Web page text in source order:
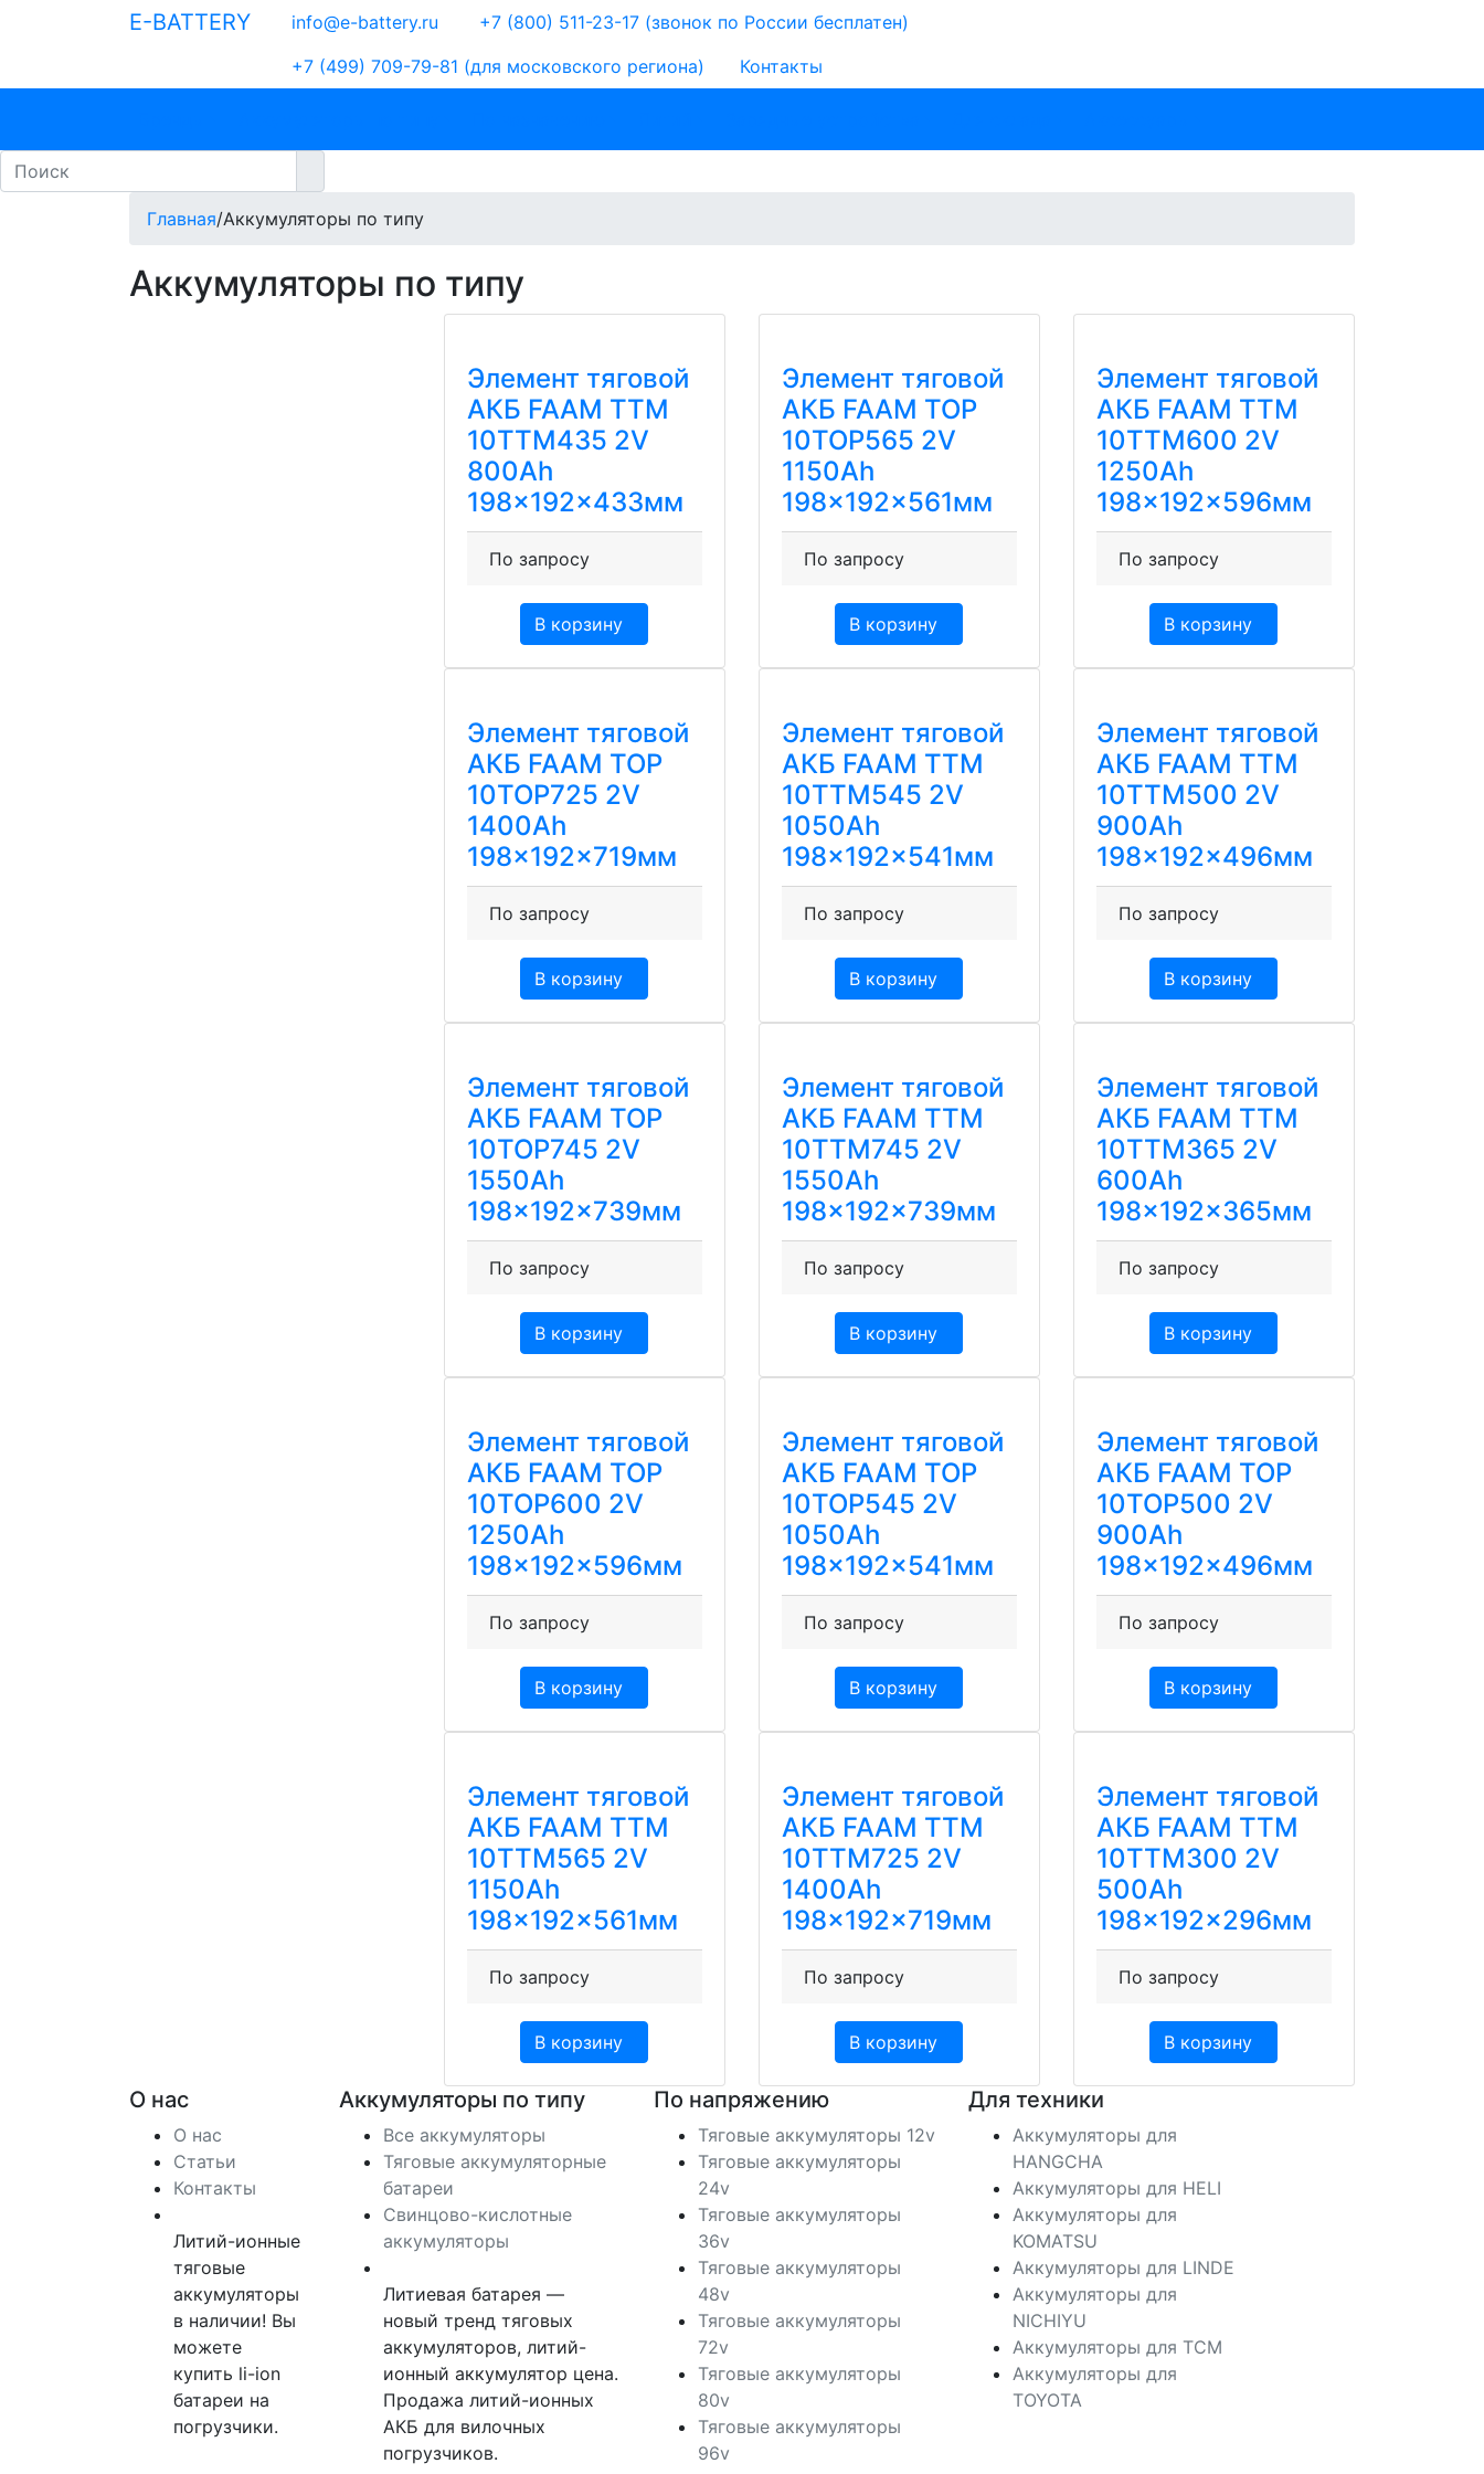
E-BATTERY info@e-battery.ru +7 (800) 511-23-17 (звонок по России бесплатен)
+7 (499) 709-79-81 (для московского региона) Контакты
Главная/Аккумуляторы по типу
Аккумуляторы по типу
Элемент тяговой
АКБ FAAM TTM
10TTM435 2V
800Ah
198x192x433мм
По запросу
В корзину
Элемент тяговой
АКБ FAAM TOP
10TOP565 2V
1150Ah
198x192x561мм
По запросу
В корзину
Элемент тяговой
АКБ FAAM TTM
10TTM600 2V
1250Ah
198x192x596мм
По запросу
В корзину
Элемент тяговой
АКБ FAAM TOP
10TOP725 2V
1400Ah
198x192x719мм
По запросу
В корзину
Элемент тяговой
АКБ FAAM TTM
10TTM545 2V
1050Ah
198x192x541мм
По запросу
В корзину
Элемент тяговой
АКБ FAAM TTM
10TTM500 2V
900Ah
198x192x496мм
По запросу
В корзину
Элемент тяговой
АКБ FAAM TOP
10TOP745 2V
1550Ah
198x192x739мм
По запросу
В корзину
Элемент тяговой
АКБ FAAM TTM
10TTM745 2V
1550Ah
198x192x739мм
По запросу
В корзину
Элемент тяговой
АКБ FAAM TTM
10TTM365 2V
600Ah
198x192x365мм
По запросу
В корзину
Элемент тяговой
АКБ FAAM TOP
10TOP600 2V
1250Ah
198x192x596мм
По запросу
В корзину
Элемент тяговой
АКБ FAAM TOP
10TOP545 2V
1050Ah
198x192x541мм
По запросу
В корзину
Элемент тяговой
АКБ FAAM TOP
10TOP500 2V
900Ah
198x192x496мм
По запросу
В корзину
Элемент тяговой
АКБ FAAM TTM
10TTM565 2V
1150Ah
198x192x561мм
По запросу
В корзину
Элемент тяговой
АКБ FAAM TTM
10TTM725 2V
1400Ah
198x192x719мм
По запросу
В корзину
Элемент тяговой
АКБ FAAM TTM
10TTM300 2V
500Ah
198x192x296мм
По запросу
В корзину
О нас
О нас
Статьи
Контакты
Литий-ионные
тяговые
аккумуляторы
в наличии! Вы
можете
купить li-ion
батареи на
погрузчики.
Аккумуляторы по типу
Все аккумуляторы
Тяговые аккумуляторные
батареи
Свинцово-кислотные
аккумуляторы
Литиевая батарея —
новый тренд тяговых
аккумуляторов, литий-
ионный аккумулятор цена.
Продажа литий-ионных
АКБ для вилочных
погрузчиков.
По напряжению
Тяговые аккумуляторы 12v
Тяговые аккумуляторы
24v
Тяговые аккумуляторы
36v
Тяговые аккумуляторы
48v
Тяговые аккумуляторы
72v
Тяговые аккумуляторы
80v
Тяговые аккумуляторы
96v
Для техники
Аккумуляторы для
HANGCHA
Аккумуляторы для HELI
Аккумуляторы для
KOMATSU
Аккумуляторы для LINDE
Аккумуляторы для
NICHIYU
Аккумуляторы для TCM
Аккумуляторы для
TOYOTA